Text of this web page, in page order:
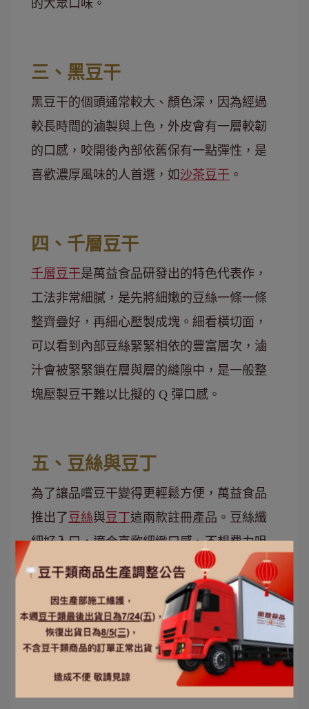
的大眾口味。
三、黑豆干
黑豆干的個頭通常較大、顏色深，因為經過
較長時間的滷製與上色，外皮會有一層較韌
的口感，咬開後內部依舊保有一點彈性，是
喜歡濃厚風味的人首選，如 沙茶豆干 。
四、千層豆干
千層豆干是萬益食品研發出的特色代表作，
工法非常細膩，是先將細嫩的豆絲一條一條
整齊疊好，再細心壓製成塊。細看橫切面，
可以看到內部豆絲緊緊相依的豐富層次，滷
汁會被緊緊鎖在層與層的縫隙中，是一般整
塊壓製豆干難以比擬的 Q 彈口感。
五、豆絲與豆丁
為了讓品嚐豆干變得更輕鬆方便，萬益食品
推出了 豆絲與豆丁這兩款註冊產品。豆絲纖
細好入口，適合喜歡細緻口感、不想費力咀
嚼的人。
豆丁則是切成小塊狀，因為切面多，滷汁能
浸透得更均勻，每一顆都紮實入味。這兩款
產品都非常適合長輩或小朋友，是全家大小
都能輕鬆享用的休閒點心。